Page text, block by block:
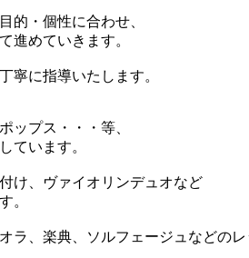
的・個性に合わせ、
進めていきます。
寧に指導いたします。
ップス・・・等、
ています。
け、ヴァイオリンデュオなど
。
ラ、楽典、ソルフェージュなどのレ